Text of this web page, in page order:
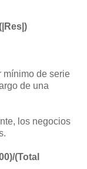
mínimo de serie
de una
los negocios
(Total